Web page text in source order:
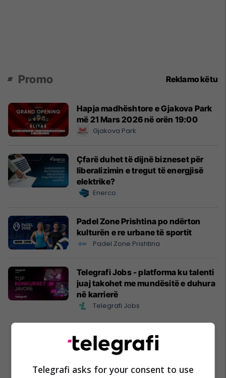
Promo Reklamo këtu
Hapja madhështore e Gjakova Park
më 21 Mars 2026 në orën 19:00
Gjakova Park
Çfarë duhet të dijnë bizneset për
liberalizimin e tregut të energjisë
elektrike?
Enerco
Padel Zone Prishtina po ndërton
kulturën e re urbane të sportit
Padel Zone Prishtina
Telegrafi Jobs - platforma ku talenti
juaj takohet me mundësitë e duhura
në karrierë
Telegrafi Jobs
Telegrafi asks for your consent to use